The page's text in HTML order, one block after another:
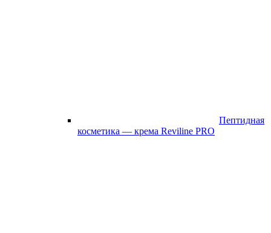
Пептидная
косметика — крема Reviline PRO